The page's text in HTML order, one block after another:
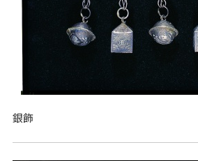
銀飾